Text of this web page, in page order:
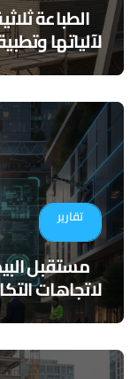
الطباعة
لآلياتها
تقارير
لاتجاهات